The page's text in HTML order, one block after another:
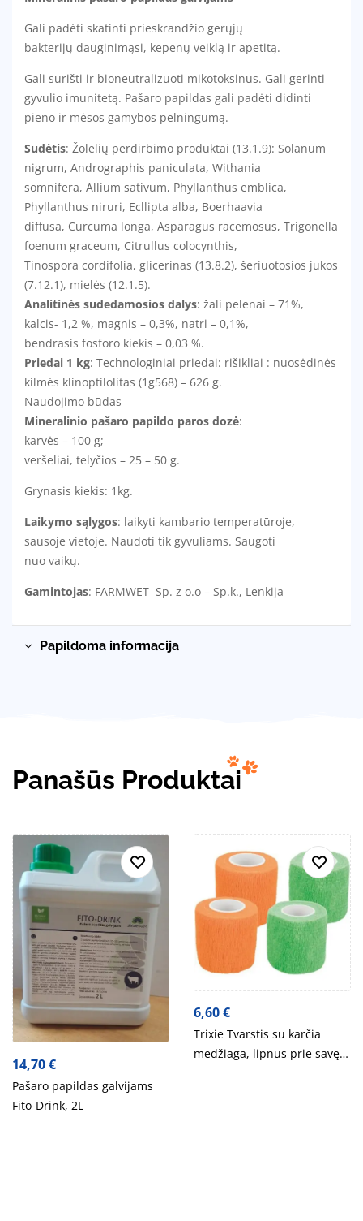
Gali padėti skatinti prieskrandžio gerųjų
bakterijų dauginimąsi, kepenų veiklą ir apetitą.
Gali surišti ir bioneutralizuoti mikotoksinus. Gali gerinti
gyvulio imunitetą. Pašaro papildas gali padėti didinti
pieno ir mėsos gamybos pelningumą.
Sudėtis: Žolelių perdirbimo produktai (13.1.9): Solanum
nigrum, Andrographis paniculata, Withania
somnifera, Allium sativum, Phyllanthus emblica,
Phyllanthus niruri, Ecllipta alba, Boerhaavia
diffusa, Curcuma longa, Asparagus racemosus, Trigonella
foenum graceum, Citrullus colocynthis,
Tinospora cordifolia, glicerinas (13.8.2), šeriuotosios jukos
(7.12.1), mielės (12.1.5).
Analitinės sudedamosios dalys: žali pelenai – 71%,
kalcis- 1,2 %, magnis – 0,3%, natri – 0,1%,
bendrasis fosforo kiekis – 0,03 %.
Priedai 1 kg: Technologiniai priedai: rišikliai : nuosėdinės
kilmės klinoptilolitas (1g568) – 626 g.
Naudojimo būdas
Mineralinio pašaro papildo paros dozė:
karvės – 100 g;
veršeliai, telyčios – 25 – 50 g.
Grynasis kiekis: 1kg.
Laikymo sąlygos: laikyti kambario temperatūroje,
sausoje vietoje. Naudoti tik gyvuliams. Saugoti
nuo vaikų.
Gamintojas: FARMWET Sp. z o.o – Sp.k., Lenkija
Papildoma informacija
Panašūs Produktai
14,70€
Pašaro papildas galvijams
Fito-Drink, 2L
6,60€
Trixie Tvarstis su karčia
medžiaga, lipnus prie savęs,